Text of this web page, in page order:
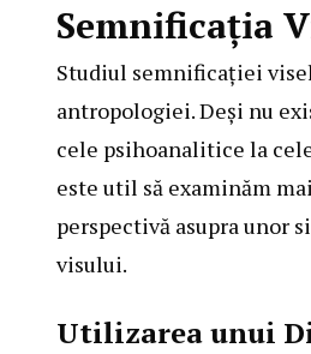
Semnificația
Studiul semnificației
antropologiei. Deși nu
cele psihoanalitice la
este util să examinăm
perspectivă asupra unor
visului.
Utilizarea unui